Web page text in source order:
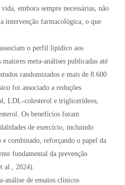
embora sempre necessárias, não
intervenção farmacológica, o que
o perfil lipídico aos
meta-análises publicadas até
randomizados e mais de 8.600
foi associado a reduções
LDL-colesterol e triglicerídeos,
Os benefícios foram
de exercício, incluindo
combinado, reforçando o papel da
fundamental da prevenção
al., 2024).
análise de ensaios clínicos